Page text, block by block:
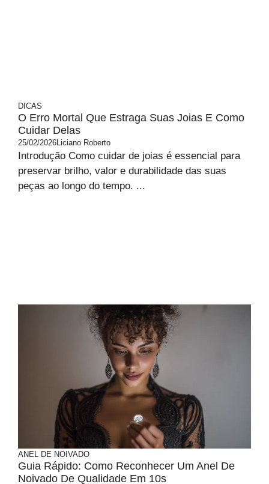
DICAS
O Erro Mortal Que Estraga Suas Joias E Como
Cuidar Delas
25/02/2026Liciano Roberto
Introdução Como cuidar de joias é essencial para
preservar brilho, valor e durabilidade das suas
peças ao longo do tempo. ...
ANEL DE NOIVADO
Guia Rápido: Como Reconhecer Um Anel De
Noivado De Qualidade Em 10s